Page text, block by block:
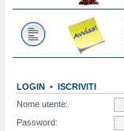
LOGIN • ISCRIVITI
Nome utente:
Password: